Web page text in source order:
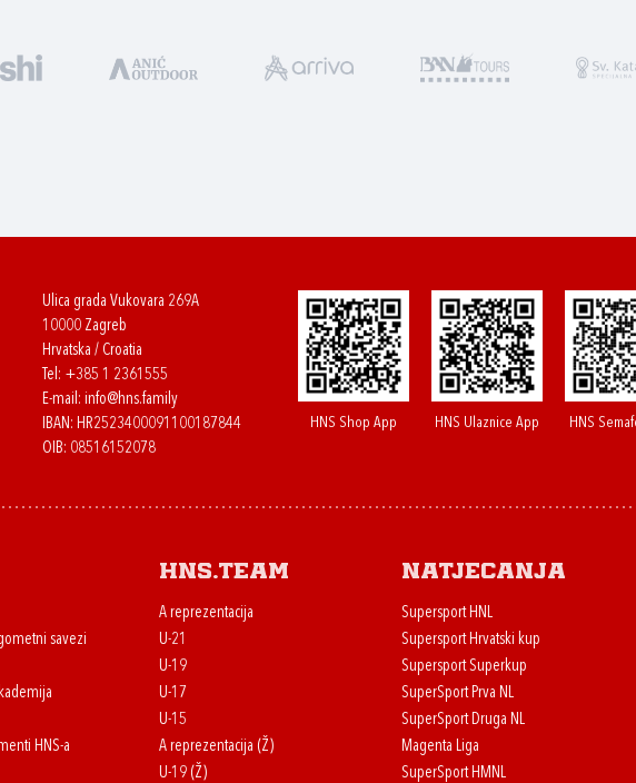
Ulica grada Vukovara 269A
10000 Zagreb
Hrvatska / Croatia
Tel: +385 1 2361555
E-mail: info@hns.family
IBAN: HR2523400091100187844
OIB: 08516152078
HNS Shop App HNS Ulaznice App HNS
savezi
HNS-a
HNS.team
A reprezentacija
U-21
U-19
U-17
U-15
A reprezentacija (Ž)
U-19 (Ž)
Natjecanja
Supersport HNL
Supersport Hrvatski kup
Supersport Superkup
SuperSport Prva NL
SuperSport Druga NL
Magenta Liga
SuperSport HMNL